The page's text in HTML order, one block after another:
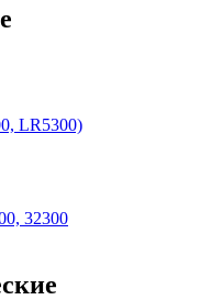
LR5300)
32300